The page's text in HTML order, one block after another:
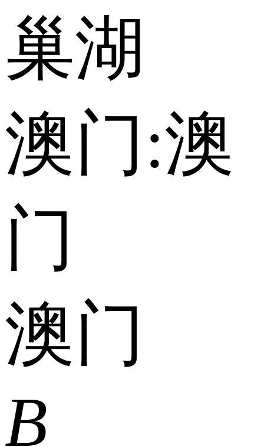
巢湖
澳门:澳
门
澳门
B